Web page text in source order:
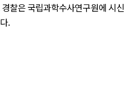
찰은 국립과학수사연구원에 시신
.